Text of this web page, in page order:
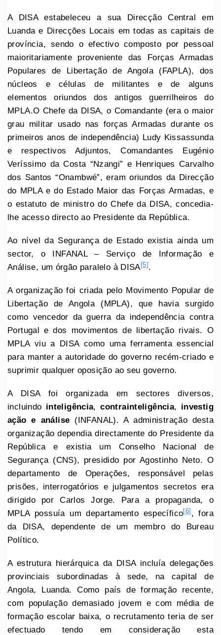
A DISA estabeleceu a sua Direcção Central em
Luanda e Direcções Locais em todas as capitais de
província, sendo o efectivo composto por pessoal
maioritariamente proveniente das Forças Armadas
Populares de Libertação de Angola (FAPLA), dos
núcleos e células de militantes e de alguns
elementos oriundos dos antigos guerrilheiros do
MPLA.O Chefe da DISA, o Comandante (era o maior
grau militar usado nas forças Armadas durante os
primeiros anos de independência) Ludy Kissassunda
e respectivos Adjuntos, Comandantes Eugénio
Veríssimo da Costa “Nzangi” e Henriques Carvalho
dos Santos “Onambwé”, eram oriundos da Direcção
do MPLA e do Estado Maior das Forças Armadas, e
o estatuto de ministro do Chefe da DISA, concedia-
lhe acesso directo ao Presidente da República.
Ao nível da Segurança de Estado existia ainda um
sector, o INFANAL – Serviço de Informação e
Análise, um órgão paralelo à DISA[5].
A organização foi criada pelo Movimento Popular de
Libertação de Angola (MPLA), que havia surgido
como vencedor da guerra da independência contra
Portugal e dos movimentos de libertação rivais. O
MPLA viu a DISA como uma ferramenta essencial
para manter a autoridade do governo recém-criado e
suprimir qualquer oposição ao seu governo.
A DISA foi organizada em sectores diversos,
incluindo inteligência,contrainteligência, investig
ação e análise (INFANAL). A administração desta
organização dependia directamente do Presidente da
República e existia um Conselho Nacional de
Segurança (CNS), presidido por Agostinho Neto. O
departamento de Operações, responsável pelas
prisões, interrogatórios e julgamentos secretos era
dirigido por Carlos Jorge. Para a propaganda, o
MPLA possuía um departamento específico[6], fora
da DISA, dependente de um membro do Bureau
Político.
A estrutura hierárquica da DISA incluía delegações
provinciais subordinadas à sede, na capital de
Angola, Luanda. Como país de formação recente,
com população demasiado jovem e com média de
formação escolar baixa, o recrutamento teria de ser
efectuado tendo em consideração esta